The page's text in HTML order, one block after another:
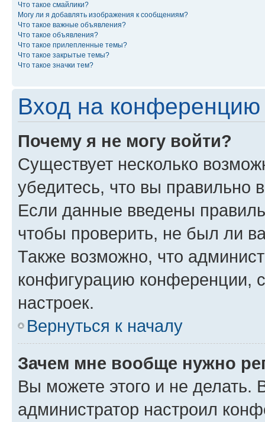
Что такое смайлики?
Могу ли я добавлять изображения к сообщениям?
Что такое важные объявления?
Что такое объявления?
Что такое прилепленные темы?
Что такое закрытые темы?
Что такое значки тем?
Вход на конференцию
Почему я не могу войти?
Существует несколько
убедитесь, что вы правильно
Если данные введены
чтобы проверить, не был ли
Также возможно, что
конфигурацию конференции,
настроек.
Вернуться к началу
Зачем мне вообще нужно
Вы можете этого и не делать.
администратор настроил